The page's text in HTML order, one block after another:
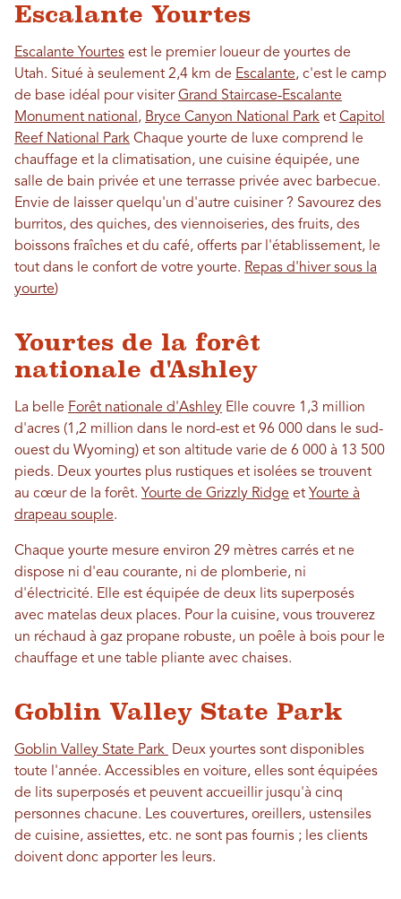
Escalante Yourtes
Escalante Yourtes est le premier loueur de yourtes de
Utah. Situé à seulement 2,4 km de Escalante, c'est le camp
de base idéal pour visiterGrand Staircase-Escalante
Monument national , Bryce Canyon National Park et Capitol
Reef National Park Chaque yourte de luxe comprend le
chauffage et la climatisation, une cuisine équipée, une
salle de bain privée et une terrasse privée avec barbecue.
Envie de laisser quelqu'un d'autre cuisiner ? Savourez des
burritos, des quiches, des viennoiseries, des fruits, des
boissons fraîches et du café, offerts par l'établissement, le
tout dans le confort de votre yourte. Repas d'hiver sous la
yourte)
Yourtes de la forêt
nationale d'Ashley
La belle Forêt nationale d'Ashley Elle couvre 1,3 million
d'acres (1,2 million dans le nord-est et 96 000 dans le sud-
ouest du Wyoming) et son altitude varie de 6 000 à 13 500
pieds. Deux yourtes plus rustiques et isolées se trouvent
au cœur de la forêt. Yourte de Grizzly Ridge et Yourte à
drapeau souple.
Chaque yourte mesure environ 29 mètres carrés et ne
dispose ni d'eau courante, ni de plomberie, ni
d'électricité. Elle est équipée de deux lits superposés
avec matelas deux places. Pour la cuisine, vous trouverez
un réchaud à gaz propane robuste, un poêle à bois pour le
chauffage et une table pliante avec chaises.
Goblin Valley State Park
Goblin Valley State Park
Deux yourtes sont disponibles
toute l'année. Accessibles en voiture, elles sont équipées
de lits superposés et peuvent accueillir jusqu'à cinq
personnes chacune. Les couvertures, oreillers, ustensiles
de cuisine, assiettes, etc. ne sont pas fournis ; les clients
doivent donc apporter les leurs.